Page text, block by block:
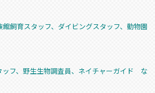
飼育スタッフ、ダイビングスタッフ、動物園
ッフ、野生生物調査員、ネイチャーガイド な